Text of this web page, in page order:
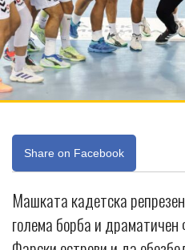
Share on Facebook
Машката кадетска
голема борба и